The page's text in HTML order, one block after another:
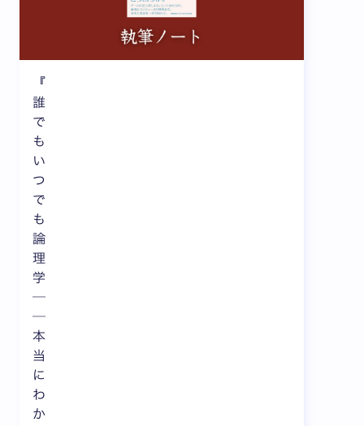
『
誰
で
も
い
つ
で
も
論
理
学
─
─
本
当
に
わ
か